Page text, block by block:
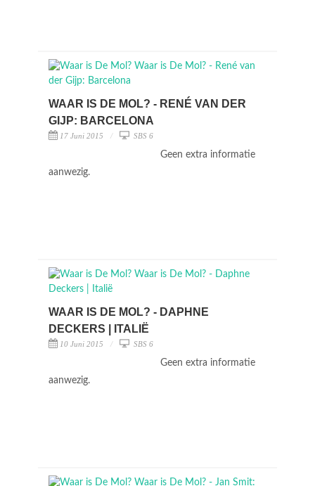
WAAR IS DE MOL? - RENÉ VAN DER
GIJP: BARCELONA
17 Juni 2015 SBS 6
Geen extra informatie
aanwezig.
WAAR IS DE MOL? - DAPHNE
DECKERS | ITALIË
10 Juni 2015 SBS 6
Geen extra informatie
aanwezig.